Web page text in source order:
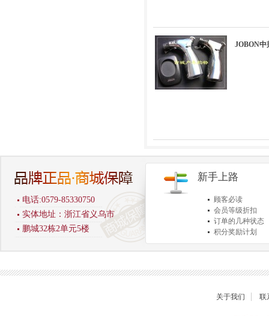
JOBON中
电话:0579-85330750
实体地址：浙江省义乌市
鹏城32栋2单元5楼
新手上路
顾客必读
会员等级折扣
订单的几种状态
积分奖励计划
商品退货保障
关于我们 联